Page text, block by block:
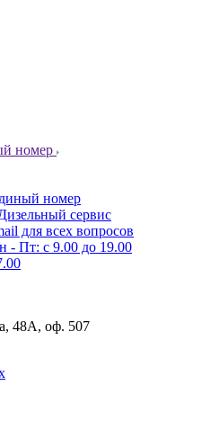
номер
номер
сервис
для всех вопросов
- Пт: с 9.00 до 19.00
48А, оф. 507